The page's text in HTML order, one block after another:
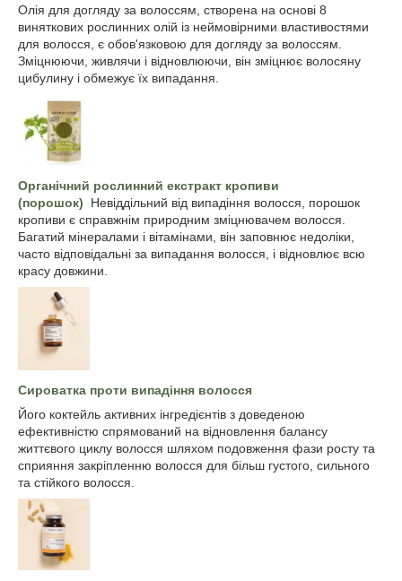
Олія для догляду за волоссям, створена на основі 8
виняткових рослинних олій із неймовірними властивостями
для волосся, є обов'язковою для догляду за волоссям.
Зміцнюючи, живлячи і відновлюючи, він зміцнює волосяну
цибулину і обмежує їх випадання.
Органічний рослинний екстракт кропиви
(порошок)
Невіддільний від випадіння волосся, порошок
кропиви є справжнім природним зміцнювачем волосся.
Багатий мінералами і вітамінами, він заповнює недоліки,
часто відповідальні за випадання волосся, і відновлює всю
красу довжини.
Сироватка проти випадіння волосся
Його коктейль активних інгредієнтів з доведеною
ефективністю спрямований на відновлення балансу
життєвого циклу волосся шляхом подовження фази росту та
сприяння закріпленню волосся для більш густого, сильного
та стійкого волосся.